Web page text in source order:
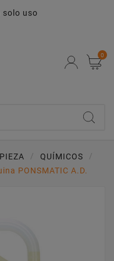
solo uso
0
QUÍMICOS
PONSMATIC A.D.